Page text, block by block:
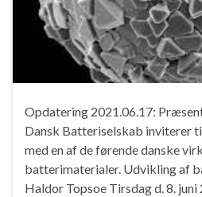
Opdatering 2021.06.17:
Dansk Batteriselskab inviterer
med en af de førende danske
batterimaterialer. Udvikling af
Haldor Topsoe Tirsdag d. 8.